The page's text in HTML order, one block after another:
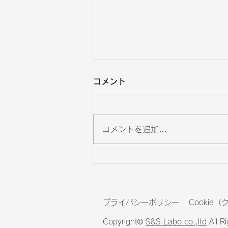
コメント
コメントを追加…
プライバシーポリシー Cookie（
Copyright© S&S.Labo.co.,ltd All